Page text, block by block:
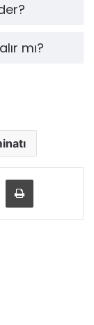
çalışan bir
hak
mı?
E-Posta ile paylaş Yazdır